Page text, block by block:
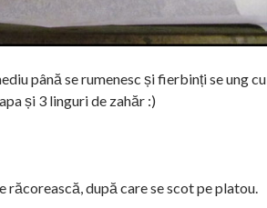
până se rumenesc și fierbinți se ung cu
și 3 linguri de zahăr :)
răcorească, după care se scot pe platou.